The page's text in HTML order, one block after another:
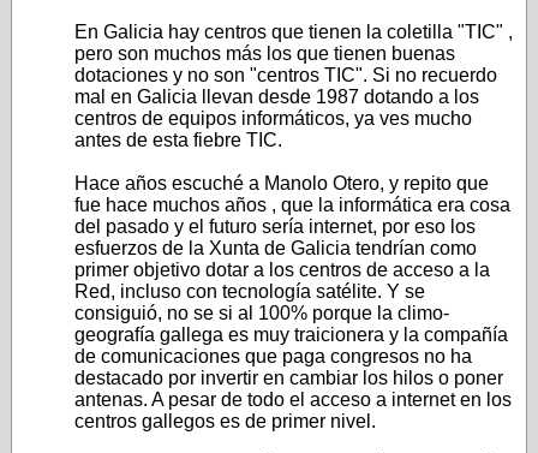
En Galicia hay centros que tienen la coletilla "TIC" ,
pero son muchos más los que tienen buenas
dotaciones y no son "centros TIC". Si no recuerdo
mal en Galicia llevan desde 1987 dotando a los
centros de equipos informáticos, ya ves mucho
antes de esta fiebre TIC.
Hace años escuché a Manolo Otero, y repito que
fue hace muchos años , que la informática era cosa
del pasado y el futuro sería internet, por eso los
esfuerzos de la Xunta de Galicia tendrían como
primer objetivo dotar a los centros de acceso a la
Red, incluso con tecnología satélite. Y se
consiguió, no se si al 100% porque la climo-
geografía gallega es muy traicionera y la compañía
de comunicaciones que paga congresos no ha
destacado por invertir en cambiar los hilos o poner
antenas. A pesar de todo el acceso a internet en los
centros gallegos es de primer nivel.